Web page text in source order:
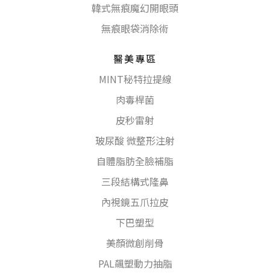
韓式無痕魔幻開眼頭
無痕眼袋消除術
醫美專區
MINT秘特拉提線
肉毒桿菌
皮秒雷射
玻尿酸 微整形注射
自體脂肪全臉補脂
三段結構式隆鼻
內視鏡五爪拉皮
下巴塑型
美顏微創削骨
PAL飆塑動力抽脂